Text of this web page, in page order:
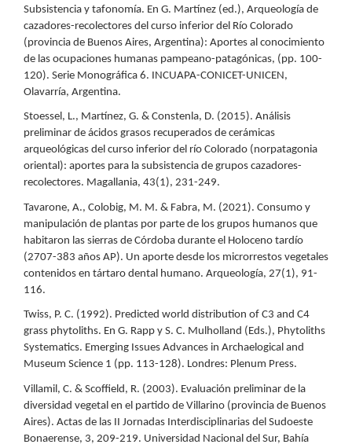
Subsistencia y tafonomía. En G. Martínez (ed.), Arqueología de
cazadores-recolectores del curso inferior del Río Colorado
(provincia de Buenos Aires, Argentina): Aportes al conocimiento
de las ocupaciones humanas pampeano-patagónicas, (pp. 100-
120). Serie Monográfica 6. INCUAPA-CONICET-UNICEN,
Olavarría, Argentina.
Stoessel, L., Martínez, G. & Constenla, D. (2015). Análisis
preliminar de ácidos grasos recuperados de cerámicas
arqueológicas del curso inferior del río Colorado (norpatagonia
oriental): aportes para la subsistencia de grupos cazadores-
recolectores. Magallania, 43(1), 231-249.
Tavarone, A., Colobig, M. M. & Fabra, M. (2021). Consumo y
manipulación de plantas por parte de los grupos humanos que
habitaron las sierras de Córdoba durante el Holoceno tardío
(2707-383 años AP). Un aporte desde los microrrestos vegetales
contenidos en tártaro dental humano. Arqueología, 27(1), 91-
116.
Twiss, P. C. (1992). Predicted world distribution of C3 and C4
grass phytoliths. En G. Rapp y S. C. Mulholland (Eds.), Phytoliths
Systematics. Emerging Issues Advances in Archaelogical and
Museum Science 1 (pp. 113-128). Londres: Plenum Press.
Villamil, C. & Scoffield, R. (2003). Evaluación preliminar de la
diversidad vegetal en el partido de Villarino (provincia de Buenos
Aires). Actas de las II Jornadas Interdisciplinarias del Sudoeste
Bonaerense, 3, 209-219. Universidad Nacional del Sur, Bahía